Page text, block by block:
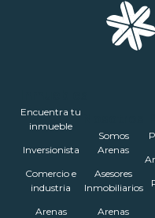
Encuentra tu
inmueble
Inversionista
Comercio e
industria
Arenas
Somos
Arenas
Asesores
Inmobiliarios
Arenas